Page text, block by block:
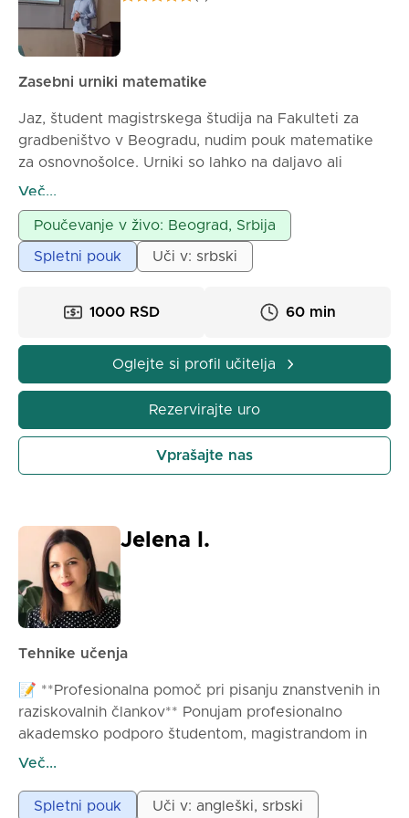
Zasebni urniki matematike
Jaz, študent magistrskega študija na Fakulteti za
gradbeništvo v Beogradu, nudim pouk matematike
za osnovnošolce. Urniki so lahko na daljavo ali
osebno, odvisno od dogovorene ureditve.
Več...
Poučevanje v živo: Beograd, Srbija
Spletni pouk Uči v: srbski
1000 RSD 60 min
Oglejte si profil učitelja
Rezervirajte uro
Vprašajte nas
Jelena I.
Tehnike učenja
📝 **Profesionalna pomoč pri pisanju znanstvenih in
raziskovalnih člankov** Ponujam profesionalno
akademsko podporo študentom, magistrandom in
doktorskim kandidatom pri pripravi znanstvenih in
**Storitve vključujejo:**
Več...
Spletni pouk Uči v: angleški, srbski